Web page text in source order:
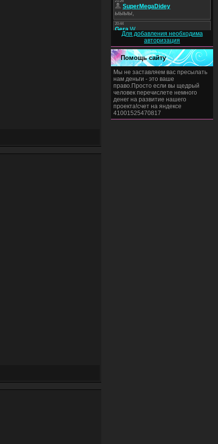
Для добавления необходима
авторизация
Помощь сайту
Мы не заставляем вас пресылать
нам деньги - это ваше
право.Просто если вы щедрый
человек перечислете немного
денег на развитие нашего
проекта!счет на яндексе
41001525470817